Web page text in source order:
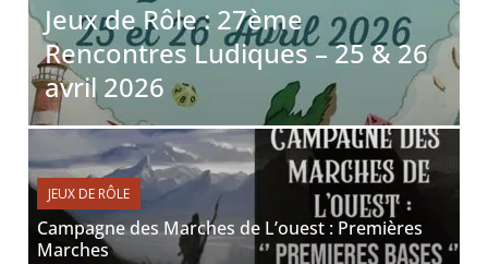
Jeux de Rôle : 27ème
Rencontres Ludiques – 25 & 26
avril 2026
JEUX DE RÔLE
Campagne des Marches de L’ouest : Premières
Marches